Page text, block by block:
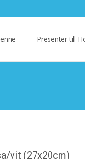
Presenter till
vit (27x20cm)